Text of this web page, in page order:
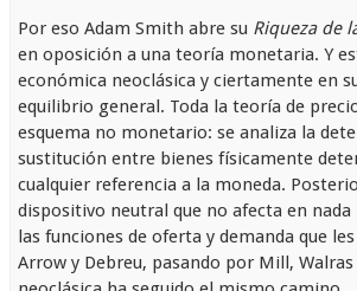
Por eso Adam Smith abre su Riqueza de
en oposición a una teoría monetaria. Y
económica neoclásica y ciertamente en
equilibrio general. Toda la teoría de
esquema no monetario: se analiza la
sustitución entre bienes físicamente
cualquier referencia a la moneda.
dispositivo neutral que no afecta en
las funciones de oferta y demanda que
Arrow y Debreu, pasando por Mill,